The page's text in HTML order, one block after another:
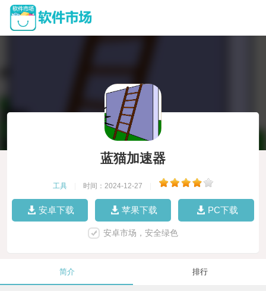
蓝猫加速器
工具 时间：2024-12-27
安卓下载 苹果下载 PC下载
安卓市场，安全绿色
简介 排行